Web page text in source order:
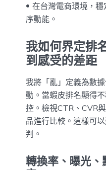
在台灣電商環境，
序動能。
我如何界定排
到感受的差距
我將「亂」定義為數
動。當蝦皮排名顯得
控。檢視CTR、CVR
品進行比較。這樣可
判。
轉換率、曝光